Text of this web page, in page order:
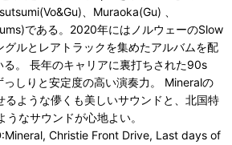
、Muraoka(Gu) 、
である。2020年にはノルウェーのSlow
ルとレアトラックを集めたアルバムを配
。 ⻑年のキャリアに裏打ちされた90s
しりと安定度の高い演奏力。 Mineralの
ような儚くも美しいサウンドと、北国特
なサウンドが心地よい。
Christie Front Drive, Last days of